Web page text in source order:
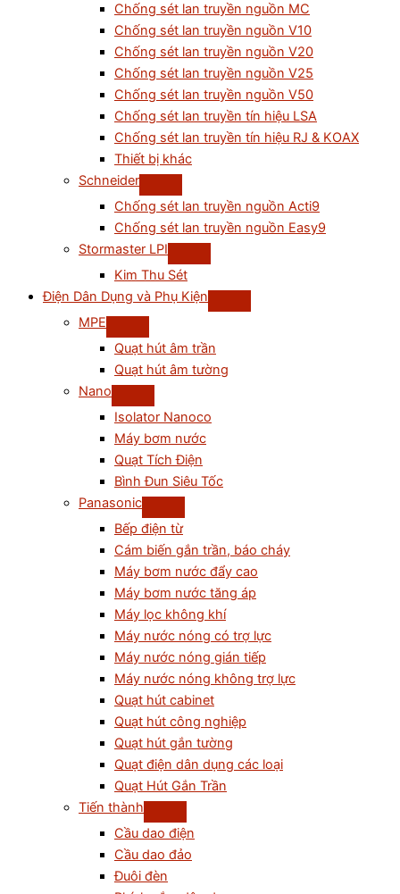
Chống sét lan truyền nguồn MC
Chống sét lan truyền nguồn V10
Chống sét lan truyền nguồn V20
Chống sét lan truyền nguồn V25
Chống sét lan truyền nguồn V50
Chống sét lan truyền tín hiệu LSA
Chống sét lan truyền tín hiệu RJ & KOAX
Thiết bị khác
Schneider
Chống sét lan truyền nguồn Acti9
Chống sét lan truyền nguồn Easy9
Stormaster LPI
Kim Thu Sét
Điện Dân Dụng và Phụ Kiện
MPE
Quạt hút âm trần
Quạt hút âm tường
Nano
Isolator Nanoco
Máy bơm nước
Quạt Tích Điện
Bình Đun Siêu Tốc
Panasonic
Bếp điện từ
Cám biến gắn trần, báo cháy
Máy bơm nước đẩy cao
Máy bơm nước tăng áp
Máy lọc không khí
Máy nước nóng có trợ lực
Máy nước nóng gián tiếp
Máy nước nóng không trợ lực
Quạt hút cabinet
Quạt hút công nghiệp
Quạt hút gắn tường
Quạt điện dân dụng các loại
Quạt Hút Gắn Trần
Tiến thành
Cầu dao điện
Cầu dao đảo
Đuôi đèn